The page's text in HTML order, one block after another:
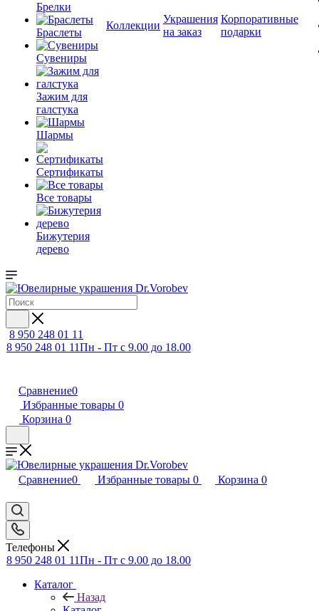
Брелки
Браслеты
Сувениры
Зажим для
галстука
Шармы
Сертификаты
Все товары
Бижутерия
дерево
Коллекции
Украшения
на заказ
Корпоративные
подарки
8 950 248 01 11
8 950 248 01 11Пн - Пт с 9.00 до 18.00
Сравнение0
Избранные товары 0
Корзина 0
Сравнение0 Избранные товары 0 Корзина 0
Телефоны
8 950 248 01 11Пн - Пт с 9.00 до 18.00
Каталог
Назад